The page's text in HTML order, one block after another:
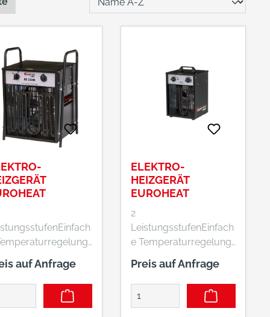
Edelstahl-
auf Anfrage
ELEKTRO-
HEIZGERÄT
EUROHEAT
2
LeistungsstufenEinfach
e Temperaturregelung
stufenlos
einstellbarÜberhitzung
sschutzHochwertige,
langlebige Edelstahl-
Preis auf Anfrage